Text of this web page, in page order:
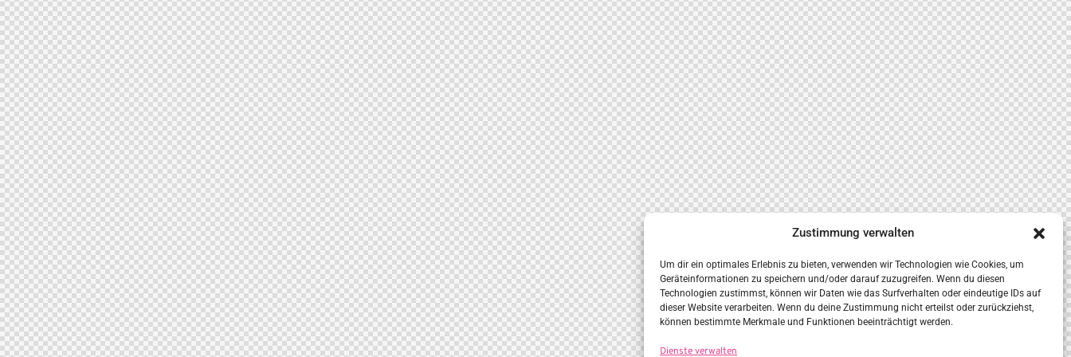
Zustimmung verwalten
Um dir ein optimales Erlebnis zu bieten, verwenden wir Technologien wie Cookies, um
Geräteinformationen zu speichern und/oder darauf zuzugreifen. Wenn du diesen
Technologien zustimmst, können wir Daten wie das Surfverhalten oder eindeutige IDs auf
dieser Website verarbeiten. Wenn du deine Zustimmung nicht erteilst oder zurückziehst,
können bestimmte Merkmale und Funktionen beeinträchtigt werden.
Dienste verwalten